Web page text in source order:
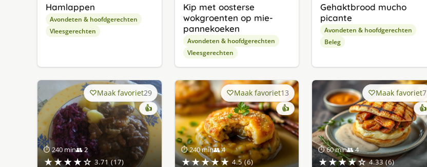
Hamlappen
Avondeten & hoofdgerechten
Vleesgerechten
Kip met oosterse
wokgroenten op mie-
pannekoeken
Avondeten & hoofdgerechten
Vleesgerechten
Gehaktbrood mucho
picante
Avondeten & hoofdgerechten
Beleg
⏱ 240 min👥 2
★★★★☆ 3.71 (17)
Maak favoriet29
👍
⏱ 240 min👥 4
★★★★★ 4.5 (6)
Maak favoriet13
👍
⏱ 60 min👥 4
★★★★☆ 4.33 (6)
Maak favoriet7
👍